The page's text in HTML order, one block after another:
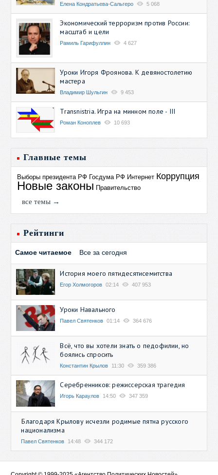
Елена Кондратьева-Сальгеро 5 068
Экономический терроризм против России:
масштаб и цели
Рамиль Гарифуллин 4 627
Уроки Игоря Фроянова. К девяностолетию
мастера
Владимир Шульгин 9 453
Transnistria. Игра на минном поле - III
Роман Коноплев 10 693
Главные темы
Выборы президента РФ Госдума РФ Интернет Коррупция
Новые законы Правительство
все темы →
Рейтинги
Самое читаемое Все за сегодня
История моего пятидесятисемитства
Егор Холмогоров 02:14 407 953
Уроки Навального
Павел Святенков 01:14 364 676
Всё, что вы хотели знать о педофилии, но
боялись спросить
Константин Крылов 11:30 359 386
Серебренников: режиссерская трагедия
Игорь Караулов 14:50 347 359
Благодаря Крылову исчезли родимые пятна русского
национализма
Павел Святенков 14:48 344 172